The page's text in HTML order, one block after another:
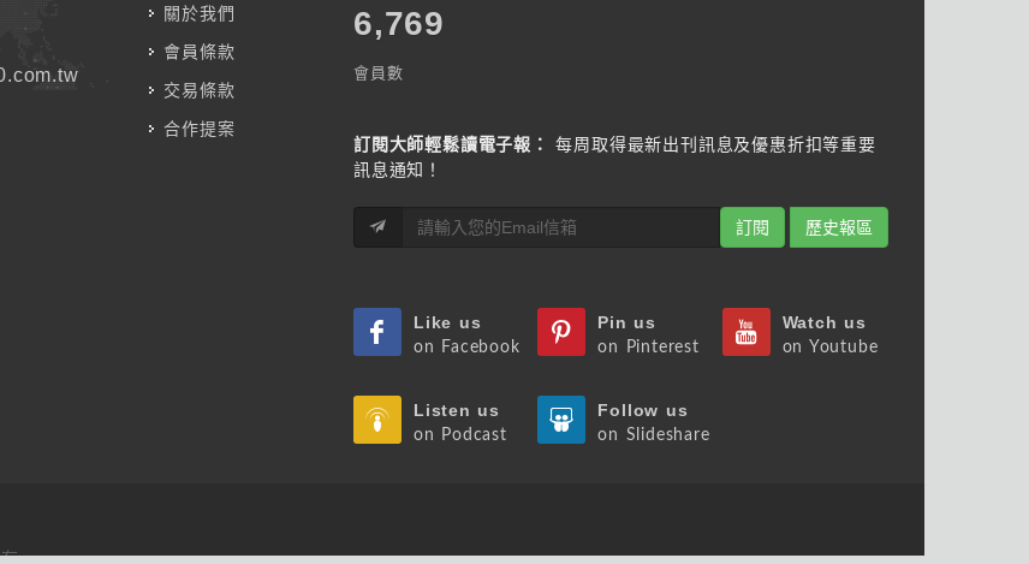
關於我們
會員條款
交易條款
合作提案
7,787
會員數
訂閱大師輕鬆讀電子報：
每周取得最新出刊訊息及優惠折扣等重要
訊息通知！
訂閱 歷史報區
Like us
on Facebook
Pin us
on Pinterest
Watch us
on Youtube
Listen us
on Podcast
Follow us
on Slideshare
.